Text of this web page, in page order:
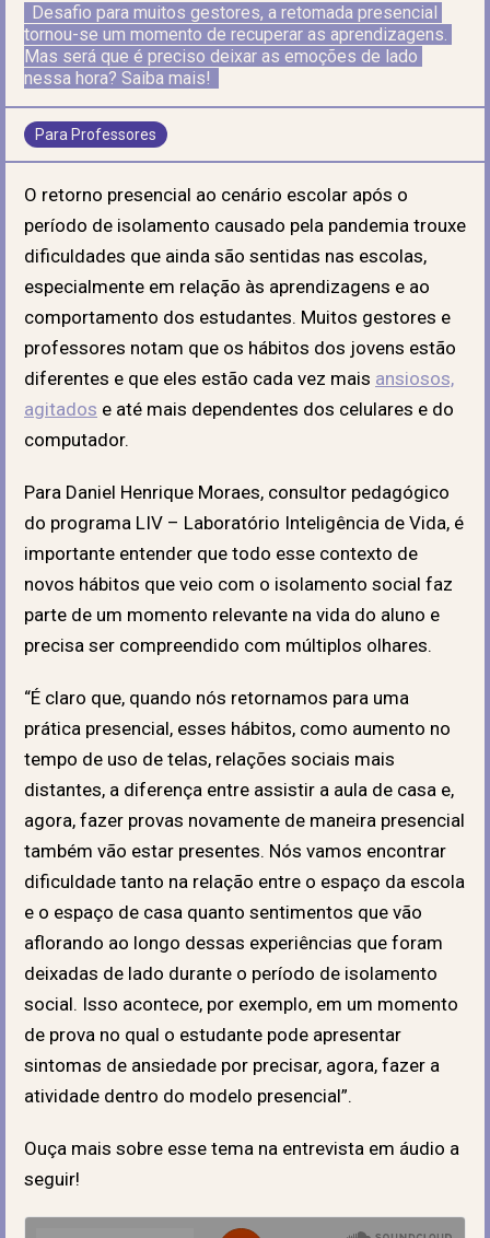
Desafio para muitos gestores, a retomada presencial
tornou-se um momento de recuperar as aprendizagens.
Mas será que é preciso deixar as emoções de lado
nessa hora? Saiba mais!
Para Professores
O retorno presencial ao cenário escolar após o
período de isolamento causado pela pandemia trouxe
dificuldades que ainda são sentidas nas escolas,
especialmente em relação às aprendizagens e ao
comportamento dos estudantes. Muitos gestores e
professores notam que os hábitos dos jovens estão
diferentes e que eles estão cada vez mais ansiosos,
agitados e até mais dependentes dos celulares e do
computador.
Para Daniel Henrique Moraes, consultor pedagógico
do programa LIV – Laboratório Inteligência de Vida, é
importante entender que todo esse contexto de
novos hábitos que veio com o isolamento social faz
parte de um momento relevante na vida do aluno e
precisa ser compreendido com múltiplos olhares.
“É claro que, quando nós retornamos para uma
prática presencial, esses hábitos, como aumento no
tempo de uso de telas, relações sociais mais
distantes, a diferença entre assistir a aula de casa e,
agora, fazer provas novamente de maneira presencial
também vão estar presentes. Nós vamos encontrar
dificuldade tanto na relação entre o espaço da escola
e o espaço de casa quanto sentimentos que vão
aflorando ao longo dessas experiências que foram
deixadas de lado durante o período de isolamento
social. Isso acontece, por exemplo, em um momento
de prova no qual o estudante pode apresentar
sintomas de ansiedade por precisar, agora, fazer a
atividade dentro do modelo presencial”.
Ouça mais sobre esse tema na entrevista em áudio a
seguir!